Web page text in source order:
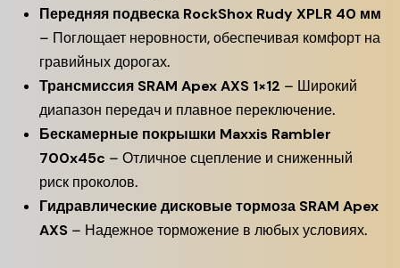
Передняя подвеска RockShox Rudy XPLR 40 мм
– Поглощает неровности, обеспечивая комфорт на
гравийных дорогах.
Трансмиссия SRAM Apex AXS 1×12 – Широкий
диапазон передач и плавное переключение.
Бескамерные покрышки Maxxis Rambler
700x45c – Отличное сцепление и сниженный
риск проколов.
Гидравлические дисковые тормоза SRAM Apex
AXS – Надежное торможение в любых условиях.